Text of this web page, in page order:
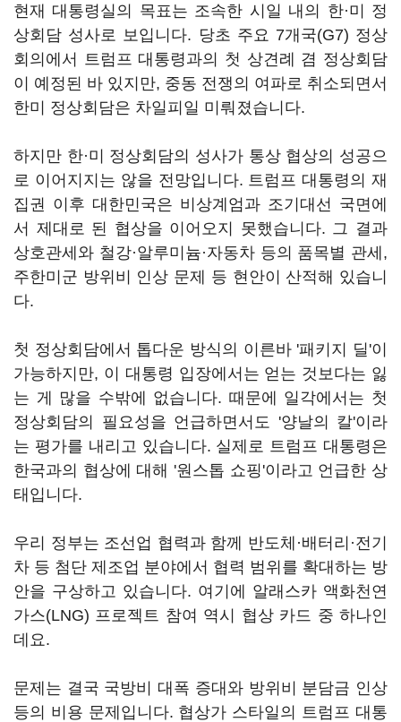
현재 대통령실의 목표는 조속한 시일 내의 한·미 정
상회담 성사로 보입니다. 당초 주요 7개국(G7) 정상
회의에서 트럼프 대통령과의 첫 상견례 겸 정상회담
이 예정된 바 있지만, 중동 전쟁의 여파로 취소되면서
한미 정상회담은 차일피일 미뤄졌습니다.
하지만 한·미 정상회담의 성사가 통상 협상의 성공으
로 이어지지는 않을 전망입니다. 트럼프 대통령의 재
집권 이후 대한민국은 비상계엄과 조기대선 국면에
서 제대로 된 협상을 이어오지 못했습니다. 그 결과
상호관세와 철강·알루미늄·자동차 등의 품목별 관세,
주한미군 방위비 인상 문제 등 현안이 산적해 있습니
다.
첫 정상회담에서 톱다운 방식의 이른바 '패키지 딜'이
가능하지만, 이 대통령 입장에서는 얻는 것보다는 잃
는 게 많을 수밖에 없습니다. 때문에 일각에서는 첫
정상회담의 필요성을 언급하면서도 '양날의 칼'이라
는 평가를 내리고 있습니다. 실제로 트럼프 대통령은
한국과의 협상에 대해 '원스톱 쇼핑'이라고 언급한 상
태입니다.
우리 정부는 조선업 협력과 함께 반도체·배터리·전기
차 등 첨단 제조업 분야에서 협력 범위를 확대하는 방
안을 구상하고 있습니다. 여기에 알래스카 액화천연
가스(LNG) 프로젝트 참여 역시 협상 카드 중 하나인
데요.
문제는 결국 국방비 대폭 증대와 방위비 분담금 인상
등의 비용 문제입니다. 협상가 스타일의 트럼프 대통